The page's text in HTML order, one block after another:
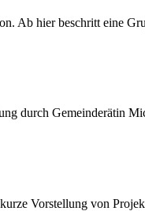
Ab hier beschritt eine
durch Gemeinderätin
Vorstellung von